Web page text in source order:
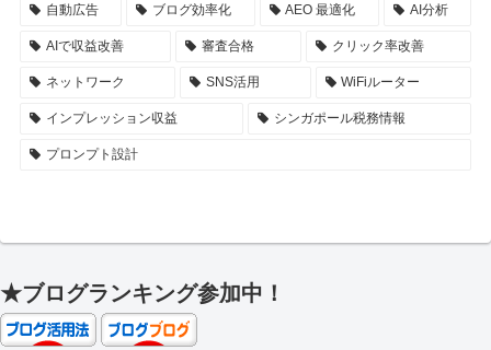
自動広告 ブログ効率化 AEO 最適化 AI分析
AIで収益改善 審査合格 クリック率改善
ネットワーク SNS活用 WiFiルーター
インプレッション収益 シンガポール税務情報
プロンプト設計
★ブログランキング参加中！